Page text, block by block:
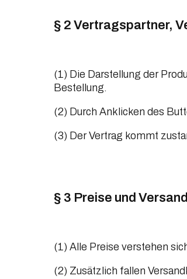
§ 2 Vertragspartner,
(1) Die Darstellung der
Bestellung.
(2) Durch Anklicken des
(3) Der Vertrag kommt
§ 3 Preise und
(1) Alle Preise verstehen
(2) Zusätzlich fallen